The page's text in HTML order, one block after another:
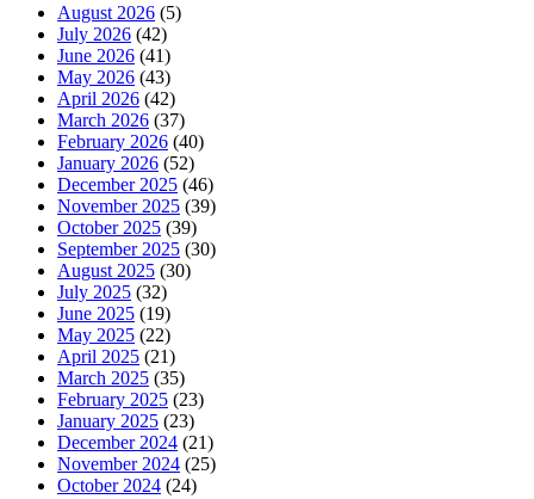
August 2026 (5)
July 2026 (42)
June 2026 (41)
May 2026 (43)
April 2026 (42)
March 2026 (37)
February 2026 (40)
January 2026 (52)
December 2025 (46)
November 2025 (39)
October 2025 (39)
September 2025 (30)
August 2025 (30)
July 2025 (32)
June 2025 (19)
May 2025 (22)
April 2025 (21)
March 2025 (35)
February 2025 (23)
January 2025 (23)
December 2024 (21)
November 2024 (25)
October 2024 (24)